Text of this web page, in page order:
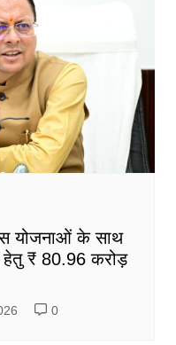
योजनाओं के साथ
हेतु ₹ 80.96 करोड़
0